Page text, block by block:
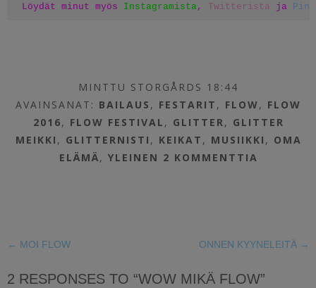
Löydät minut myös Instagramista, Twitteristä ja
MINTTU STORGÅRDS 18:44
AVAINSANAT: BAILAUS , FESTARIT , FLOW, FLOW
2016, FLOW FESTIVAL , GLITTER, GLITTER
MEIKKI , GLITTERNISTI , KEIKAT , MUSIIKKI , OMA
ELÄMÄ, YLEINEN 2 KOMMENTTIA
← MOI FLOW ONNEN KYYNELEITÄ →
2 RESPONSES TO “WOW MIKÄ FLOW”